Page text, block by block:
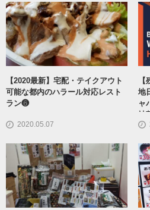
【2020最新】宅配・テイクアウト
可能な都内のハラール対応レスト
ラン❻
2020.05.07
地
ャ
社